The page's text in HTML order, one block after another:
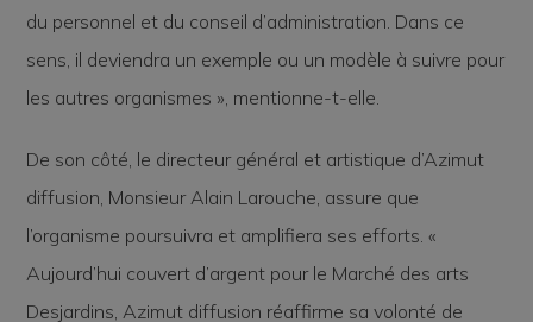
du personnel et du conseil d’administration. Dans ce
sens, il deviendra un exemple ou un modèle à suivre pour
les autres organismes », mentionne-t-elle.
De son côté, le directeur général et artistique d’Azimut
diffusion, Monsieur Alain Larouche, assure que
l’organisme poursuivra et amplifiera ses efforts. «
Aujourd’hui couvert d’argent pour le Marché des arts
Desjardins, Azimut diffusion réaffirme sa volonté de